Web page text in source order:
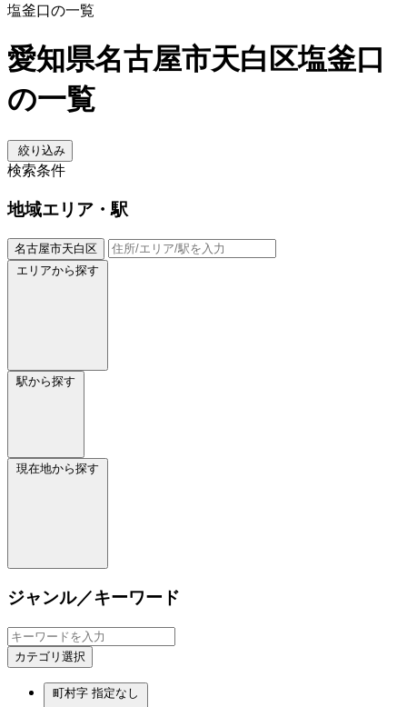
塩釜口の一覧
愛知県名古屋市天白区塩釜口
の一覧
絞り込み
検索条件
地域エリア・駅
名古屋市天白区
エリアから探す
駅から探す
現在地から探す
ジャンル／キーワード
カテゴリ選択
町村字 指定なし